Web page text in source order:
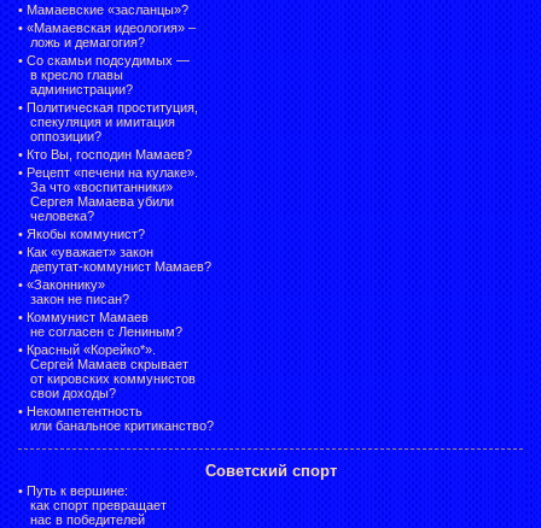
• Мамаевские «засланцы»?
• «Мамаевская идеология» –
ложь и демагогия?
• Со скамьи подсудимых —
в кресло главы
администрации?
• Политическая проституция,
спекуляция и имитация
оппозиции?
• Кто Вы, господин Мамаев?
• Рецепт «печени на кулаке».
За что «воспитанники»
Сергея Мамаева убили
человека?
• Якобы коммунист?
• Как «уважает» закон
депутат-коммунист Мамаев?
• «Законнику»
закон не писан?
• Коммунист Мамаев
не согласен с Лениным?
• Красный «Корейко*».
Сергей Мамаев скрывает
от кировских коммунистов
свои доходы?
• Некомпетентность
или банальное критиканство?
Советский спорт
• Путь к вершине:
как спорт превращает
нас в победителей